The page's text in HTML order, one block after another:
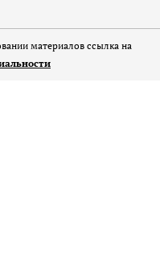
материалов ссылка на